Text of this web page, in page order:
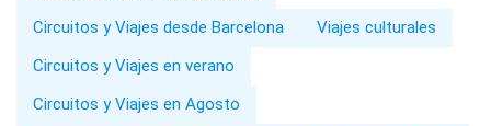
Circuitos y Viajes desde Barcelona
Viajes culturales
Circuitos y Viajes en verano
Circuitos y Viajes en Agosto